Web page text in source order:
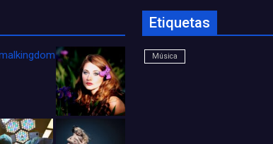
Etiquetas
Música